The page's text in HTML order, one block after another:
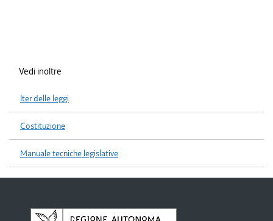
Vedi inoltre
Iter delle leggi
Costituzione
Manuale tecniche legislative